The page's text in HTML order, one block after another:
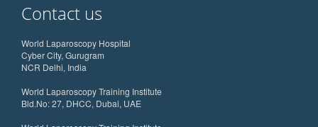
Contact us
World Laparoscopy Hospital
Cyber City, Gurugram
NCR Delhi, India
World Laparoscopy Training Institute
Bld.No: 27, DHCC, Dubai, UAE